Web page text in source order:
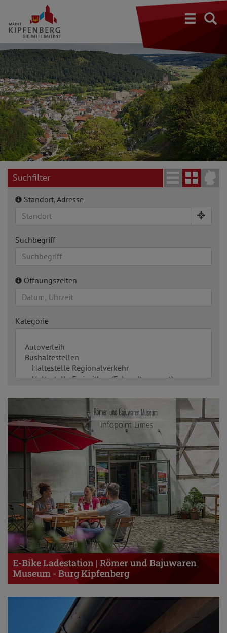
Suchfilter
Standort, Adresse
Suchbegriff
Öffnungszeiten
Kategorie
E-Bike Ladestation | Römer und Bajuwaren
Museum - Burg Kipfenberg